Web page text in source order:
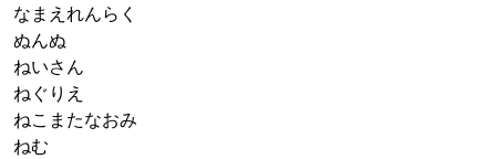
なまえれんらく
ぬんぬ
ねいさん
ねぐりえ
ねこまたなおみ
ねむ